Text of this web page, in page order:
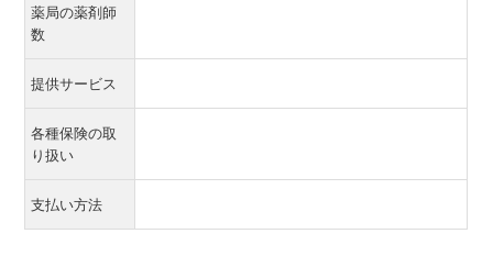
薬局の薬剤師
数
提供サービス
各種保険の取
り扱い
支払い方法